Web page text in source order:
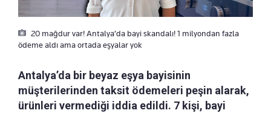
20 mağdur var! Antalya’da bayi skandalı! 1 milyondan fazla
ödeme aldı ama ortada eşyalar yok
Antalya’da bir beyaz eşya bayisinin
müşterilerinden taksit ödemeleri peşin alarak,
ürünleri vermediği iddia edildi. 7 kişi, bayi